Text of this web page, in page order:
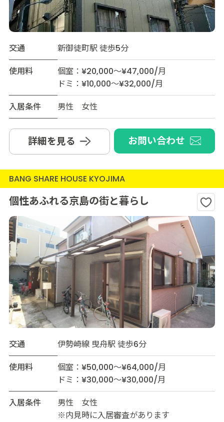
交通
新御徒町駅 徒歩5分
使用料
個室：¥20,000～¥47,000/月
ドミ：¥10,000～¥32,000/月
入居条件
男性 女性
詳細を見る お問い合わせ
BANG SHARE HOUSE KYOJIMA
個性あふれる京島の街と暮らし
交通
伊勢崎線 曳舟駅 徒歩6分
使用料
個室：¥50,000～¥64,000/月
ドミ：¥30,000～¥30,000/月
入居条件
男性 女性
※内見時に入居審査があります